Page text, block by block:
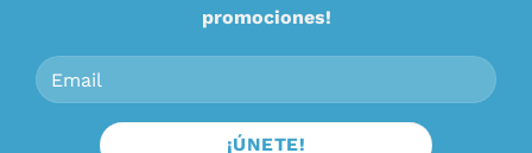
promociones!